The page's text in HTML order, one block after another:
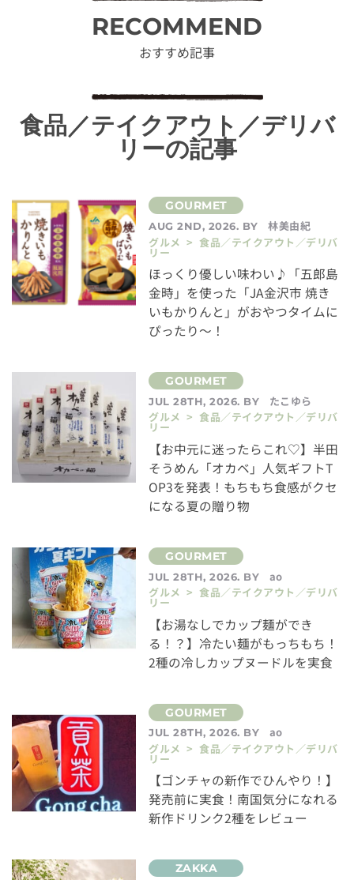
RECOMMEND
おすすめ記事
食品／テイクアウト／デリバ
リーの記事
AUG 2ND, 2026. BY
林美由紀
グルメ > 食品／テイクアウト／デリバ
リー
ほっくり優しい味わい♪「五郎島
金時」を使った「JA金沢市 焼き
いもかりんと」がおやつタイムに
ぴったり～！
JUL 28TH, 2026. BY
たこゆら
グルメ > 食品／テイクアウト／デリバ
リー
【お中元に迷ったらこれ♡】半田
そうめん「オカベ」人気ギフトT
OP3を発表！もちもち食感がクセ
になる夏の贈り物
JUL 28TH, 2026. BY
ao
グルメ > 食品／テイクアウト／デリバ
リー
【お湯なしでカップ麺ができ
る！？】冷たい麺がもっちもち！
2種の冷しカップヌードルを実食
JUL 28TH, 2026. BY
ao
グルメ > 食品／テイクアウト／デリバ
リー
【ゴンチャの新作でひんやり！】
発売前に実食！南国気分になれる
新作ドリンク2種をレビュー